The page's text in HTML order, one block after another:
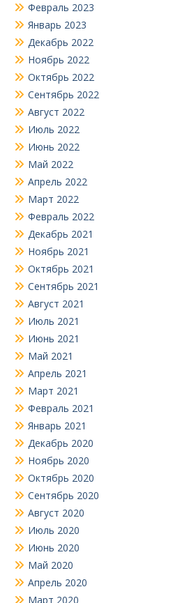
Февраль 2023
Январь 2023
Декабрь 2022
Ноябрь 2022
Октябрь 2022
Сентябрь 2022
Август 2022
Июль 2022
Июнь 2022
Май 2022
Апрель 2022
Март 2022
Февраль 2022
Декабрь 2021
Ноябрь 2021
Октябрь 2021
Сентябрь 2021
Август 2021
Июль 2021
Июнь 2021
Май 2021
Апрель 2021
Март 2021
Февраль 2021
Январь 2021
Декабрь 2020
Ноябрь 2020
Октябрь 2020
Сентябрь 2020
Август 2020
Июль 2020
Июнь 2020
Май 2020
Апрель 2020
Март 2020